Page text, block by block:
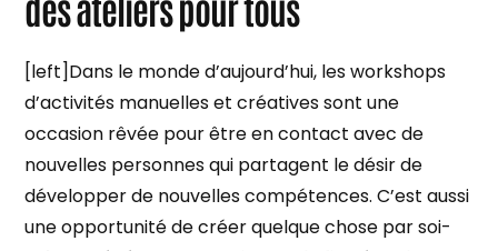
[left]Dans le monde d’aujourd’hui, les workshops
d’activités manuelles et créatives sont une
occasion rêvée pour être en contact avec de
nouvelles personnes qui partagent le désir de
développer de nouvelles compétences. C’est aussi
une opportunité de créer quelque chose par soi-